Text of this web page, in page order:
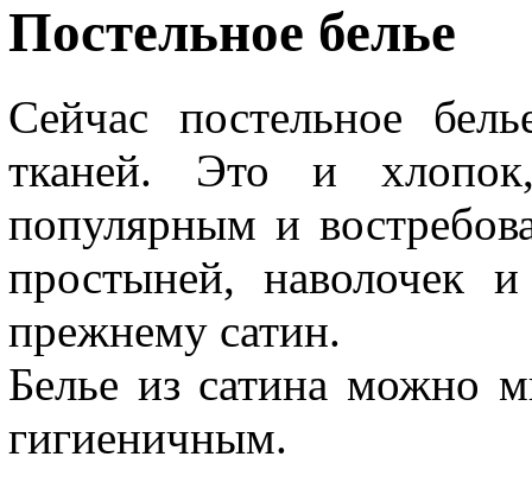
Постельное белье
Сейчас постельное
тканей. Это и
популярным и
простыней, наволочек
прежнему сатин.
Белье из сатина можно
гигиеничным.